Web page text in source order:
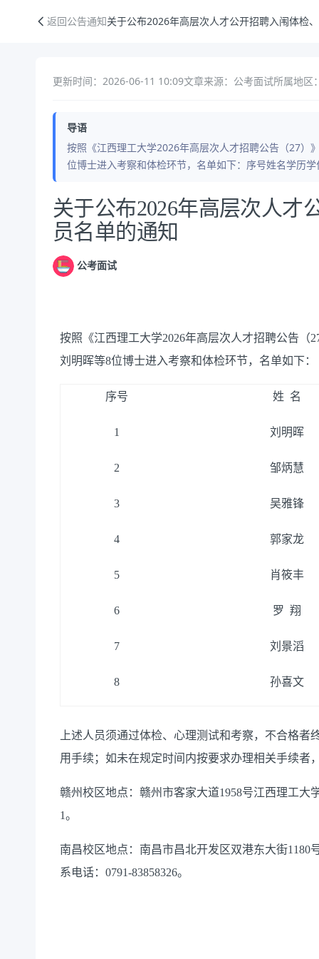
返回公告通知关于公布2026年高层次人才公开招聘入闱体检
更新时间：2026-06-11 10:09文章来源：公考面试所属地区
导语
按照《江西理工大学2026年高层次人才招聘公告（27）
位博士进入考察和体检环节，名单如下：序号姓名学历
公告正文
关于公布2026年高层次人才
员名单的通知
公考面试
按照《江西理工大学2026年高层次人才招聘公告（
刘明晖等8位博士进入考察和体检环节， 名单如下：
序号 姓 名
1 刘明晖
2 邹炳慧
3 吴雅锋
4 郭家龙
5 肖筱丰
6 罗 翔
7 刘景滔
8 孙喜文
上述人员须通过体检、心理测试和考察，不合格
用手续；如未在规定时间内按要求办理相关手续者
赣州校区地点：赣州市客家大道1958号江西理工大
1。
南昌校区地点：南昌市昌北开发区双港东大街1180
系电话：0791-83858326。